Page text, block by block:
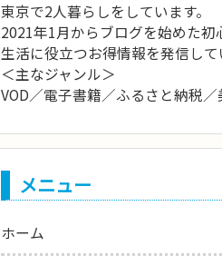
東京で2人暮らしをしています。
2021年1月からブログを始めた初
生活に役立つお得情報を発信して
＜主なジャンル＞
VOD／電子書籍／ふるさと納税／
メニュー
ホーム